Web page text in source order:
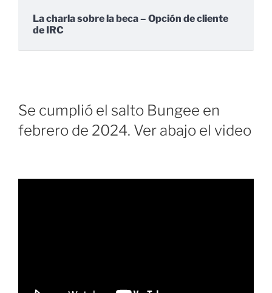
La charla sobre la beca – Opción de cliente
de IRC
Se cumplió el salto Bungee en
febrero de 2024. Ver abajo el video